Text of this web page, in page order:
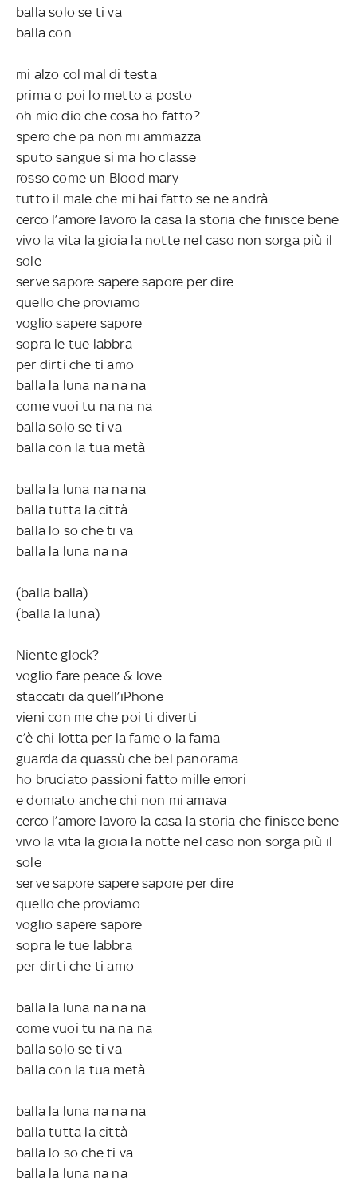
balla solo se ti va
balla con
mi alzo col mal di testa
prima o poi lo metto a posto
oh mio dio che cosa ho fatto?
spero che pa non mi ammazza
sputo sangue si ma ho classe
rosso come un Blood mary
tutto il male che mi hai fatto se ne andrà
cerco l’amore lavoro la casa la storia che finisce bene
vivo la vita la gioia la notte nel caso non sorga più il
sole
serve sapore sapere sapore per dire
quello che proviamo
voglio sapere sapore
sopra le tue labbra
per dirti che ti amo
balla la luna na na na
come vuoi tu na na na
balla solo se ti va
balla con la tua metà
balla la luna na na na
balla tutta la città
balla lo so che ti va
balla la luna na na
(balla balla)
(balla la luna)
Niente glock?
voglio fare peace & love
staccati da quell’iPhone
vieni con me che poi ti diverti
c’è chi lotta per la fame o la fama
guarda da quassù che bel panorama
ho bruciato passioni fatto mille errori
e domato anche chi non mi amava
cerco l’amore lavoro la casa la storia che finisce bene
vivo la vita la gioia la notte nel caso non sorga più il
sole
serve sapore sapere sapore per dire
quello che proviamo
voglio sapere sapore
sopra le tue labbra
per dirti che ti amo
balla la luna na na na
come vuoi tu na na na
balla solo se ti va
balla con la tua metà
balla la luna na na na
balla tutta la città
balla lo so che ti va
balla la luna na na